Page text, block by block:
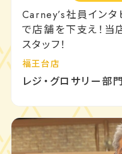
Carney’s社員イン
で店舗を下支え！当
スタッフ！
福王台店
レジ・グロサリー部